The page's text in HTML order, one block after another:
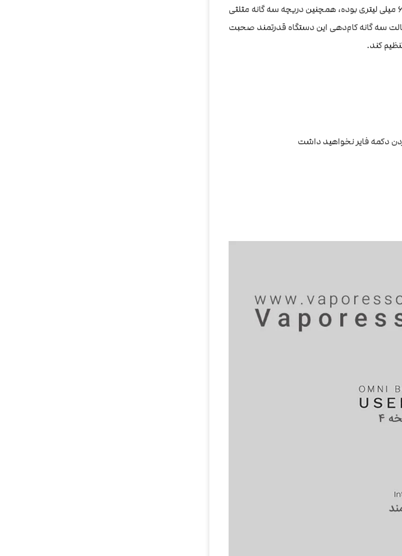
استاندارد 6.5 میلی لیتری بوده، همچنین دریچه سه گانه مثلثی
سه گانه کام‌دهی این دستگاه قدرتمند صحبت
کند.
دکمه فایر نخواهید داشت